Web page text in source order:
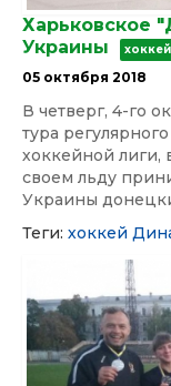
Харьковское
Украины
хоккей
05 октября 2018
В четверг, 4-го
тура
хоккейной лиги,
своем льду
Украины
Теги: хоккей